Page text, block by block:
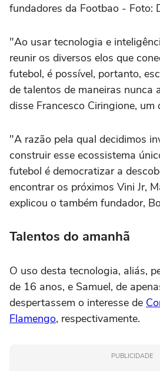
fundadores da Footbao - Foto:
"Ao usar tecnologia e
reunir os diversos elos que
futebol, é possível, portanto,
de talentos de maneiras nunca
disse Francesco Ciringione, um
"A razão pela qual decidimos
construir esse ecossistema
futebol é democratizar a
encontrar os próximos Vini Jr,
explicou o também fundador,
Talentos do amanhã
O uso desta tecnologia, aliás,
de 16 anos, e Samuel, de
despertassem o interesse de
Flamengo, respectivamente.
PUBLICIDADE